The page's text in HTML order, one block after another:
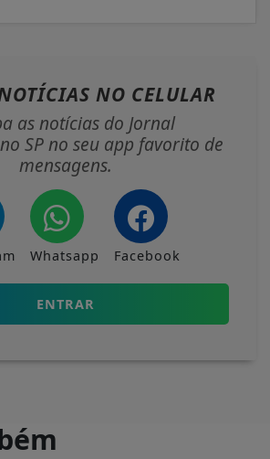
NO CELULAR
as notícias do Jornal
SP no seu app favorito de
mensagens.
Whatsapp Facebook
ENTRAR